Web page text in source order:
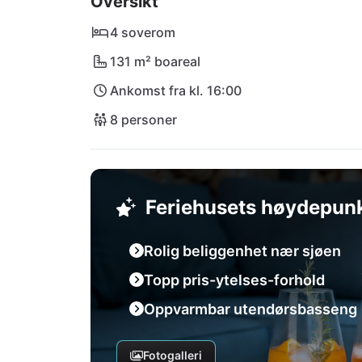
kveldstid. For å forsyne dere med alt dere
dagligvarebutikk i Kras, som kun ligger 300
km unna.
4 soverom
131 m² boareal
Ankomst fra kl. 16:00
8 personer
Feriehusets
Rolig beliggenhet nær sjøen
Topp pris-ytelses-forhold
Oppvarmbar utendørsbasseng
Fotogalleri